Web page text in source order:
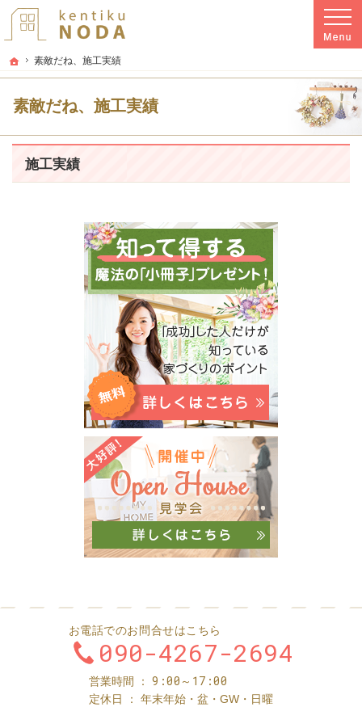
ホーム
素敵だね、施工実績
素敵だね、施工実績
プロの目線からご提案。伊東市・熱海市・伊豆市の注文住宅・新築戸建てを手が
静岡東部・伊豆地区の注文住宅・新築戸建てなら KNizu工房 野田建築 環境負荷
施工実績
お電話でのお問合せはこちら
090-4267-2694
営業時間 9:00～17:00
定休日 年末年始・盆・GW・日曜